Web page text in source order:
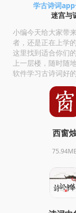
学古诗词
迷宫与
小编今天给大家带
者，还是正在上学
这里找到适合你们
上一层楼，随时随
软件学习古诗词好
西窗